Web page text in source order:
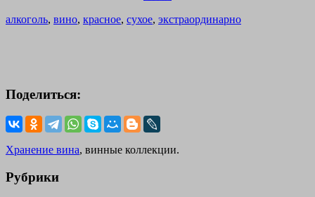
алкоголь, вино, красное, сухое, экстраординарно
Поделиться:
Хранение вина, винные коллекции.
Рубрики